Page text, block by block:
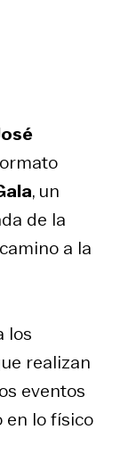
, un
de la
a la
los
realizan
eventos
en lo físico